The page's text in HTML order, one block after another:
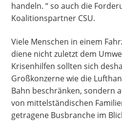
handeln. “ so auch die
Koalitionspartner CSU.
Viele Menschen in einem
diene nicht zuletzt dem
Krisenhilfen sollten sich
Großkonzerne wie die
Bahn beschränken, sondern
von mittelständischen
getragene Busbranche im